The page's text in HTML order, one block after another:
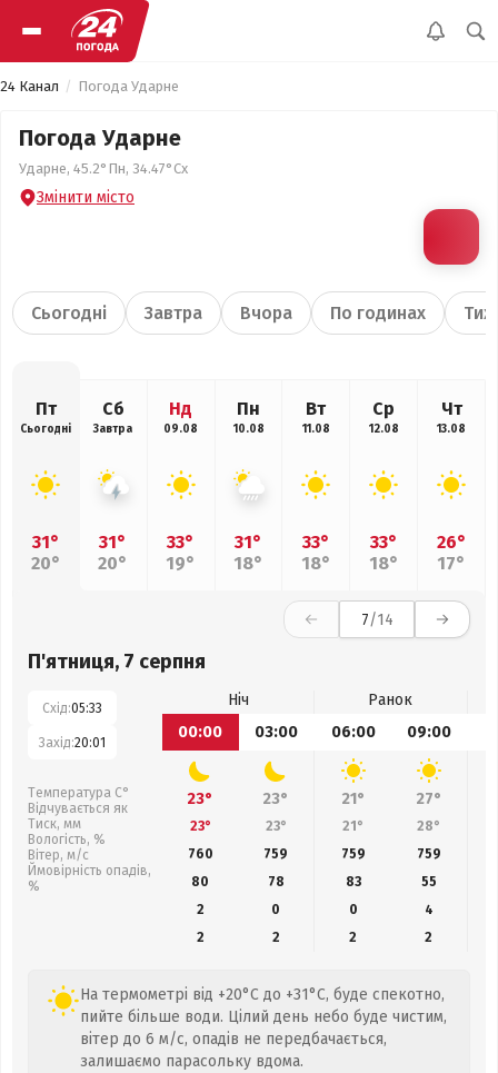
24 Канал Погода Ударне
Погода Ударне
Ударне, 45.2°Пн, 34.47°Сх
Змінити місто
Сьогодні Завтра Вчора По годинах
Пт
Сьогодні
31°
20°
Сб
Завтра
31°
20°
Нд
09.08
33°
19°
Пн
10.08
31°
18°
Вт
11.08
33°
18°
Ср
12.08
33°
18°
Чт
13.08
26°
17°
7/14
П'ятниця, 7 серпня
Схід:05:33
Захід:20:01
Температура С°
Відчувається як
Тиск, мм
Вологість, %
Вітер, м/с
Ймовірність опадів,
%
Ніч
Ранок
00:00
03:00 06:00 09:00
23° 23° 21° 27°
23° 23° 21° 28°
760
759 759 759
80
78 83 55
2
0 0
4
2
2 2 2
На термометрі від +20°C до +31°C, буде спекотно,
пийте більше води. Цілий день небо буде чистим,
вітер до 6 м/с, опадів не передбачається,
залишаємо парасольку вдома.